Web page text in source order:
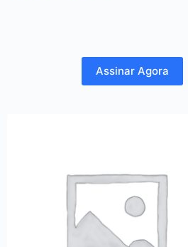
Assinar Agora